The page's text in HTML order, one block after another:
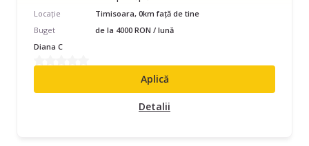
Locație
Timisoara, 0km față de tine
Buget
de la 4000 RON / lună
Diana C
Aplică
Detalii